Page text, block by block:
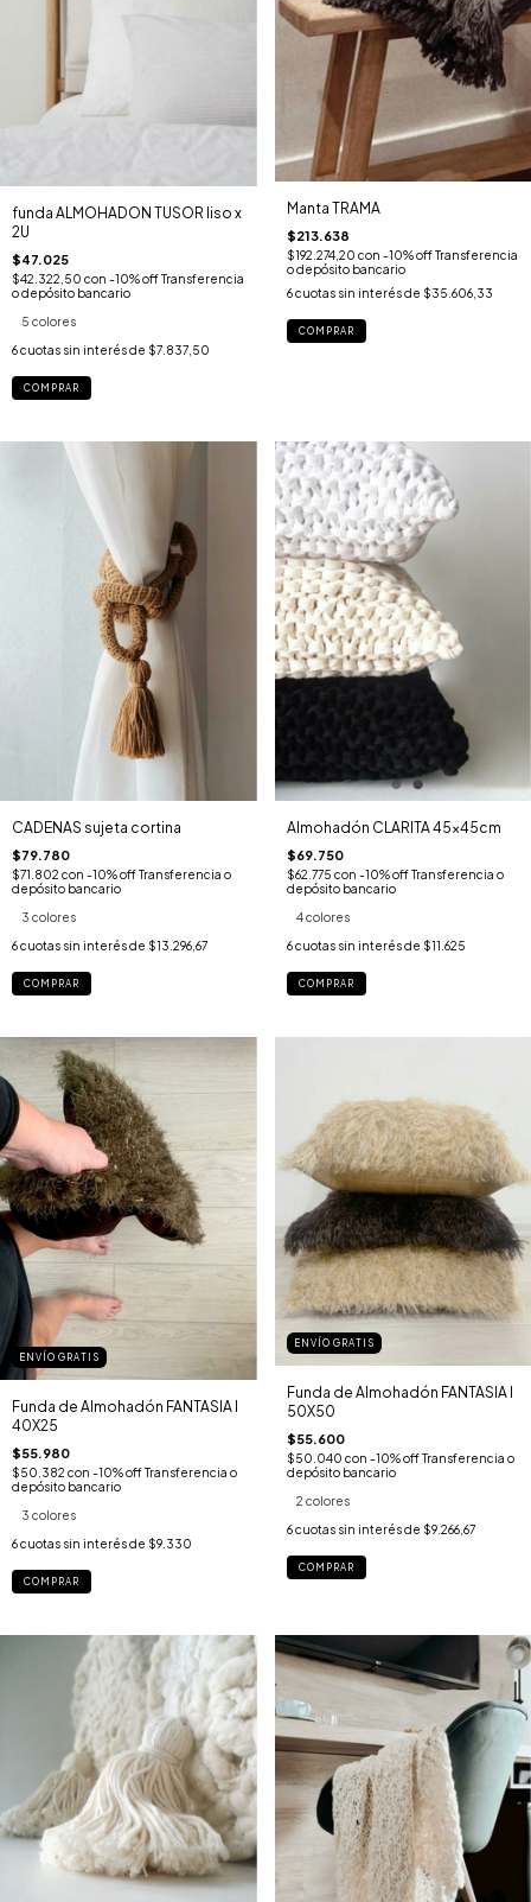
funda ALMOHADON TUSOR liso x
2U
$47.025
$42.322,50 con -10% off Transferencia
o depósito bancario
5 colores
6cuotas sin interés de $7.837,50
COMPRAR
Manta TRAMA
$213.638
$192.274,20 con -10% off Transferencia
o depósito bancario
6 cuotas sin interés de $35.606,33
COMPRAR
CADENAS sujeta cortina
$79.780
$71.802 con -10% off Transferencia o
depósito bancario
3 colores
6cuotas sin interés de $13.296,67
COMPRAR
Almohadón CLARITA 45x45cm
$69.750
$62.775 con -10% off Transferencia o
depósito bancario
4 colores
6 cuotas sin interés de $11.625
COMPRAR
ENVÍO GRATIS
Funda de Almohadón FANTASIA I
40X25
$55.980
$50.382 con -10% off Transferencia o
depósito bancario
3 colores
6cuotas sin interés de $9.330
COMPRAR
ENVÍO GRATIS
Funda de Almohadón FANTASIA I
50X50
$55.600
$50.040 con -10% off Transferencia o
depósito bancario
2 colores
6 cuotas sin interés de $9.266,67
COMPRAR